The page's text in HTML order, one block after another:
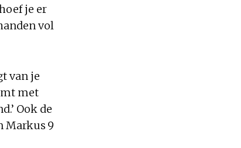
je er
vol
van je
met
Ook de
Markus 9